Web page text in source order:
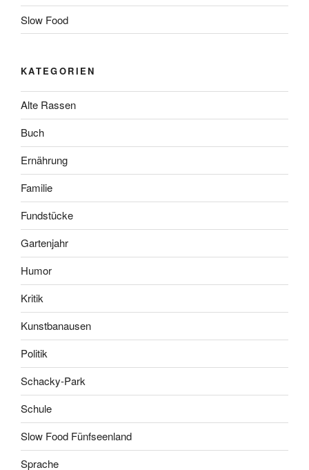
Slow Food
KATEGORIEN
Alte Rassen
Buch
Ernährung
Familie
Fundstücke
Gartenjahr
Humor
Kritik
Kunstbanausen
Politik
Schacky-Park
Schule
Slow Food Fünfseenland
Sprache